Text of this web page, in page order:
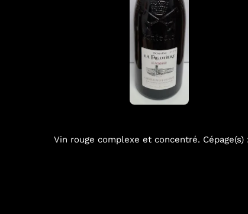
Vin rouge complexe et concentré.